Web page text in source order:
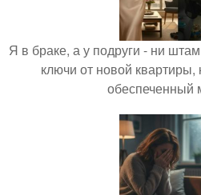
Я в браке, а у подруги - ни
ключи от новой
обеспеченный